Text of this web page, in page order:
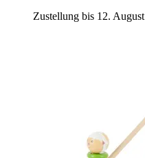
Zustellung bis 12. August